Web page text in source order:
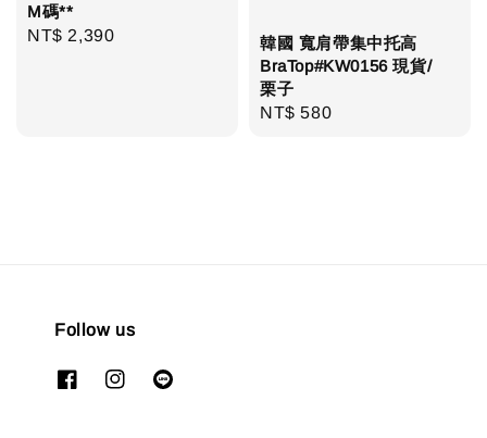
M碼**
Regular
NT$ 2,390
韓國 寬肩帶集中托高
BraTop#KW0156 現貨/
栗子
Regular
NT$ 580
Follow us